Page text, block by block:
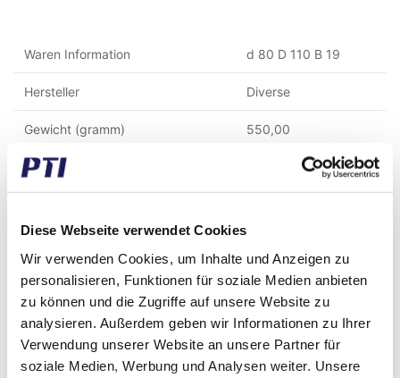
Diese Webseite verwendet Cookies
Wir verwenden Cookies, um Inhalte und Anzeigen zu
personalisieren, Funktionen für soziale Medien anbieten
zu können und die Zugriffe auf unsere Website zu
analysieren. Außerdem geben wir Informationen zu Ihrer
Verwendung unserer Website an unsere Partner für
soziale Medien, Werbung und Analysen weiter. Unsere
Waren Information d 80 D 110 B 19
Hersteller Diverse
Gewicht (gramm) 550,00
Gewicht (kg)
Innen Durchmesser (mm) 80,00
Aussen Durchmesser (mm) 110,00
Breite (mm) 19,00